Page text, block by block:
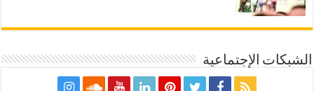
الشبكات الإجتماعية